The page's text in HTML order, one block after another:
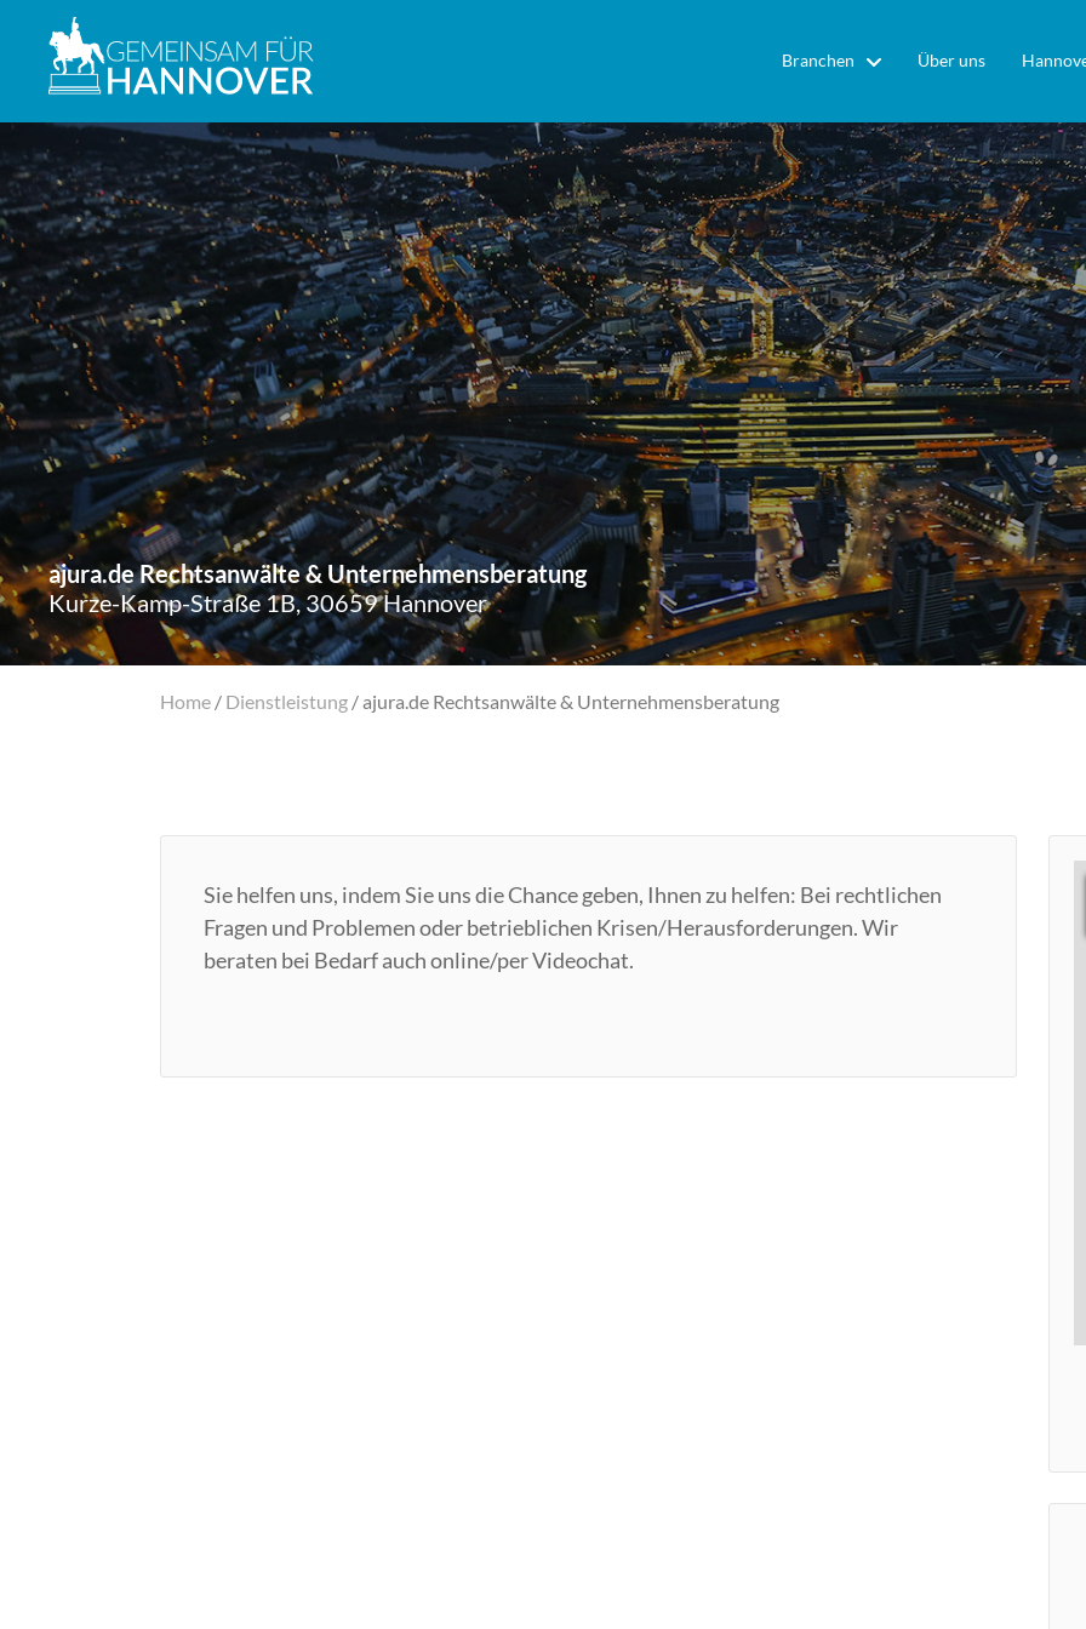
Branchen Über uns
ajura.de Rechtsanwälte & Unternehmensberatung
Kurze-Kamp-Straße 1B, 30659 Hannover
Home / Dienstleistung /ajura.de Rechtsanwälte & Unternehmensberatung
Sie helfen uns, indem Sie uns die Chance geben, Ihnen zu helfen: Bei rechtlichen
Fragen und Problemen oder betrieblichen Krisen/Herausforderungen. Wir
beraten bei Bedarf auch online/per Videochat.